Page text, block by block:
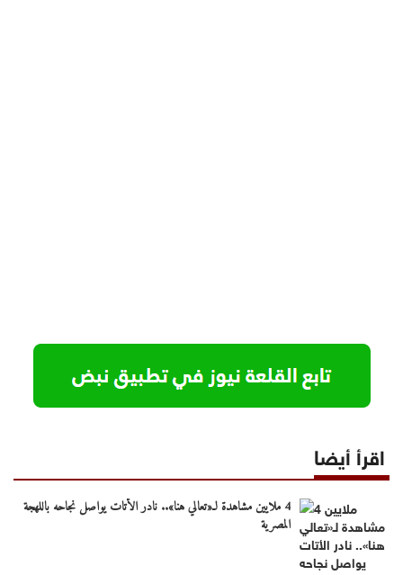
اقرأ أيضا
4 ملايين مشاهدة لـ«تعالي هنا».. نادر الأتات يواصل نجاحه باللهجة
المصرية